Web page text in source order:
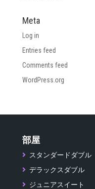
Meta
Log in
Entries feed
Comments feed
WordPress.org
部屋
スタンダードダブル
デラックスダブル
ジュニアスイート